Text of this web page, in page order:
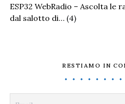
ESP32 WebRadio – Ascolta
dal salotto di… (4)
RESTIAMO IN